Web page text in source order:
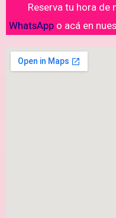
Reserva tu hora de
WhatsApp o acá en